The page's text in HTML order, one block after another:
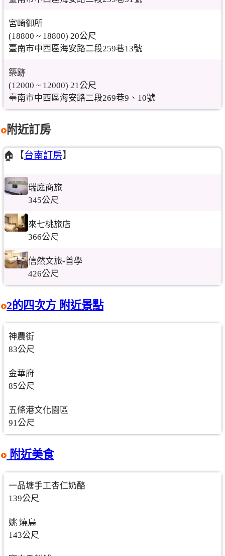
宮崎御所
(18800 ~ 18800) 20公尺
臺南市中西區海安路二段259巷13號
築跡
(12000 ~ 12000) 21公尺
臺南市中西區海安路二段269巷9、10號
附近訂房
🏠【台南訂房】
瑞庭商旅
345公尺
來七桃旅店
366公尺
信然文旅-首學
426公尺
2的四次方 附近景點
神農街
83公尺
金華府
85公尺
五條港文化園區
91公尺
附近美食
一品塘手工杏仁奶酪
139公尺
姚 燒鳥
143公尺